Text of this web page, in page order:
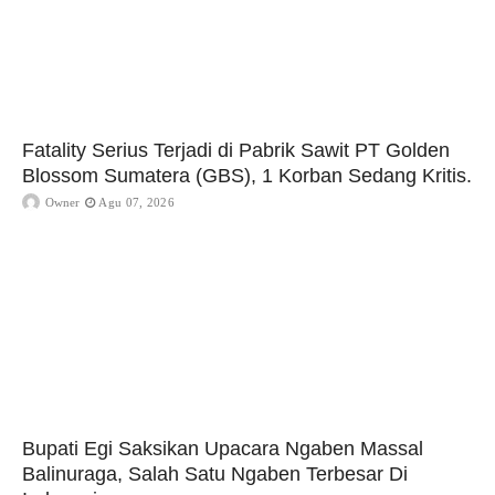
Fatality Serius Terjadi di Pabrik Sawit PT Golden
Blossom Sumatera (GBS), 1 Korban Sedang Kritis.
Owner Agu 07, 2026
Bupati Egi Saksikan Upacara Ngaben Massal
Balinuraga, Salah Satu Ngaben Terbesar Di